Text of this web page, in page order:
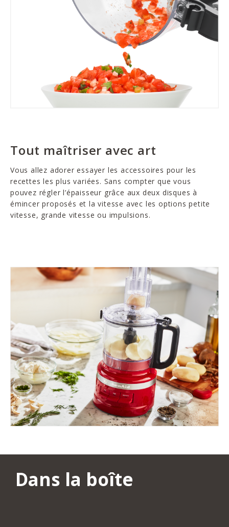
Tout maîtriser avec art
Vous allez adorer essayer les accessoires pour les
recettes les plus variées. Sans compter que vous
pouvez régler l’épaisseur grâce aux deux disques à
émincer proposés et la vitesse avec les options petite
vitesse, grande vitesse ou impulsions.
Dans la boîte